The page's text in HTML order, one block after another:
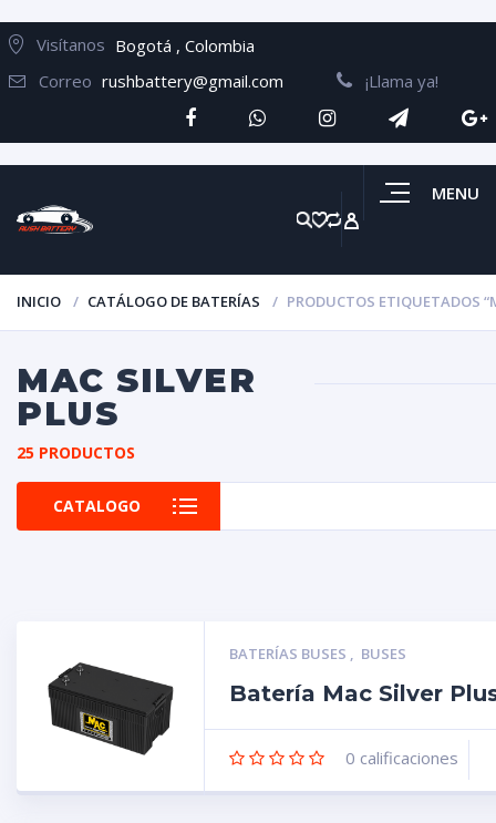
Visítanos Bogotá , Colombia
Correo rushbattery@gmail.com ¡Llama ya!
MENU
INICIO CATÁLOGO DE BATERÍAS PRODUCTOS ETIQUETADOS
MAC SILVER
PLUS
25 PRODUCTOS
CATALOGO
BATERÍAS BUSES , BUSES
Batería Mac Silver
0 calificaciones